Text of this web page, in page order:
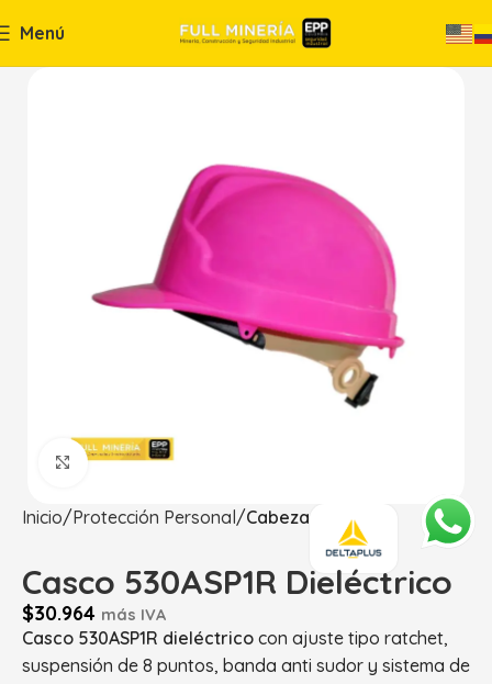
Menú
Haga Click para agrandar
Inicio Protección Personal Cabeza
Casco 530ASP1R Dieléctrico
$30.964 más IVA
Casco 530ASP1R dieléctrico con ajuste tipo ratchet,
suspensión de 8 puntos, banda anti sudor y sistema de